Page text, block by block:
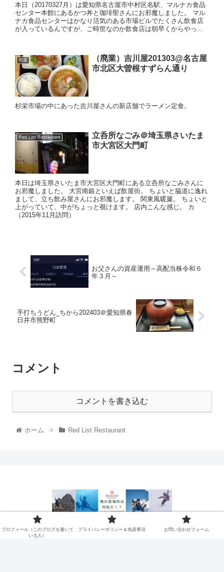
本日（20170327月）は愛知県名古屋市中村区名駅、マルナカ食品
センター本館にあるかつ丼と珈琲聖さんにお邪魔しました。 マル
ナカ食品センターはかなり活気のある市場ビルでたくさん飲食店
が入っているんですが、ご時世なのか飲食店は朝早くからやっ...
廃業
（廃業）吉川屋201303@名古屋
市北区大曽根すずらん通り
杉栄市場の中にあった吉川屋さんの新店舗でラーメン定食。
Red List Restaurant
立呑所なごみ＠埼玉県さいたま
市大宮区大門町
本日は埼玉県さいたま市大宮区大門町にある立呑所なごみさんに
お邪魔しました。 大宮南銀といえば飲屋街。 ちょいと脇道に逸れ
まして、立ち飲み屋さんにお邪魔します。 関東風暖簾。 ちょいと
上がっていて、中がちょっと覗けます。 店内こんな感じ。 カ
（2015年11月訪問）
お父さんの資産運用～高配当株令和６
年３月～
手打ちうどん_ちから202403＠愛知県春
日井市熊野町
コメント
コメントを書き込む
ホーム Red List Restaurant
プロフィール（このブログを書
いている人）
プライバシーポリシー＆免責事
プロフィール（このブログを書いて
いる人）
プライバシーポリシー＆免責事項 お問い合わせフォーム